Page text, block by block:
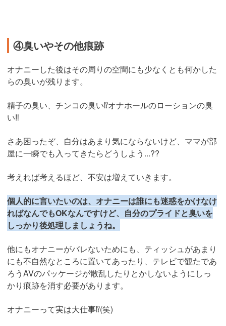
④臭いやその他痕跡
オナニーした後はその周りの空間にも少なくとも何かした
らの臭いが残ります。
精子の臭い、チンコの臭い⁉︎オナホールのローションの臭
い‼︎
さあ困ったぞ、自分はあまり気にならないけど、ママが部
屋に一瞬でも入ってきたらどうしよう...??
考えれば考えるほど、不安は増えていきます。
個人的に言いたいのは、オナニーは誰にも迷惑をかけなけ
ればなんでもOKなんですけど、自分のプライドと臭いを
しっかり後処理しましょうね。
他にもオナニーがバレないためにも、ティッシュがあまり
にも不自然なところに置いてあったり、テレビで観たであ
ろうAVのパッケージが散乱したりとかしないようにしっ
かり痕跡を消す必要があります。
オナニーって実は大仕事⁉︎(笑)